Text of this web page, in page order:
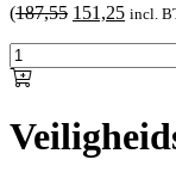
(187,55 151,25 incl.